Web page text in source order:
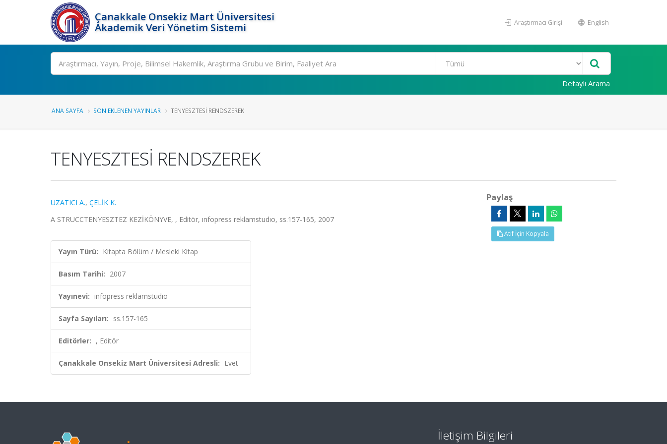
Çanakkale Onsekiz Mart Üniversitesi
Akademik Veri Yönetim Sistemi
Araştırmacı Girişi English
Ara
Detaylı Arama
ANA SAYFA SON EKLENEN YAYINLAR TENYESZTESİ RENDSZEREK
TENYESZTESİ RENDSZEREK
UZATICI A., ÇELİK K.
A STRUCCTENYESZTEZ KEZİKÖNYVE, , Editör, ınfopress reklamstudıo, ss.157-165, 2007
Yayın Türü: Kitapta Bölüm / Mesleki Kitap
Basım Tarihi: 2007
Yayınevi: ınfopress reklamstudıo
Sayfa Sayıları: ss.157-165
Editörler: , Editör
Çanakkale Onsekiz Mart Üniversitesi Adresli: Evet
Paylaş
Atıf İçin Kopyala
İletişim Bilgileri